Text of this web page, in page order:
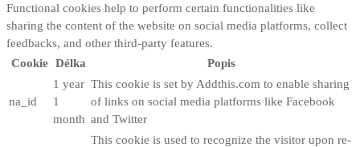
Functional cookies help to perform certain functionalities like
sharing the content of the website on social media platforms, collect
feedbacks, and other third-party features.
Cookie Délka Popis
na_id
1 year
1
month
This cookie is set by Addthis.com to enable sharing
of links on social media platforms like Facebook
and Twitter
This cookie is used to recognize the visitor upon re-